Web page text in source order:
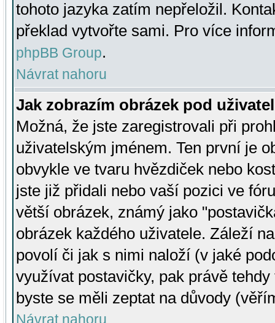
tohoto jazyka zatím nepřeložil.
překlad vytvořte sami. Pro více
phpBB Group.
Návrat nahoru
Jak zobrazím obrázek pod
Možná, že jste zaregistrovali při
uživatelským jménem. Ten první je
obvykle ve tvaru hvězdiček nebo
jste již přidali nebo vaší pozici ve
větší obrázek, známý jako
obrázek každého uživatele. Záleží
povolí či jak s nimi naloží (v jaké
využívat postavičky, pak právě
byste se měli zeptat na důvody
Návrat nahoru